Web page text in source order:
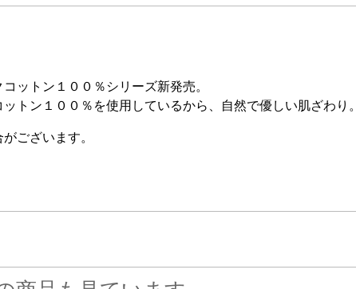
ットン１００％シリーズ新発売。
トン１００％を使用しているから、自然で優しい肌ざわり。
ございます。